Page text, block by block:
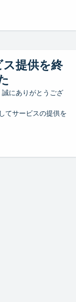
ス提供を終
にありがとうござ
てサービスの提供を